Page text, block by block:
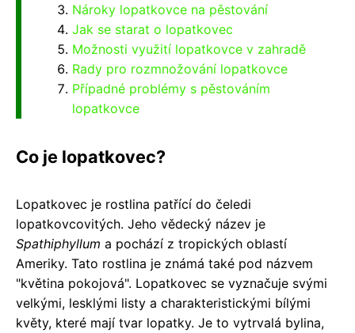
Nároky lopatkovce na pěstování
Jak se starat o lopatkovec
Možnosti využití lopatkovce v zahradě
Rady pro rozmnožování lopatkovce
Případné problémy s pěstováním
lopatkovce
Co je lopatkovec?
Lopatkovec je rostlina patřící do čeledi
lopatkovcovitých. Jeho vědecký název je
Spathiphyllum a pochází z tropických oblastí
Ameriky. Tato rostlina je známá také pod názvem
"květina pokojová". Lopatkovec se vyznačuje svými
velkými, lesklými listy a charakteristickými bílými
květy, které mají tvar lopatky. Je to vytrvalá bylina,